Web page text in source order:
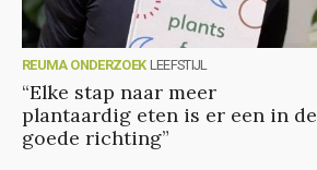
REUMA ONDERZOEK LEEFSTIJL
“Elke stap naar meer
plantaardig eten is er een in de
goede richting”